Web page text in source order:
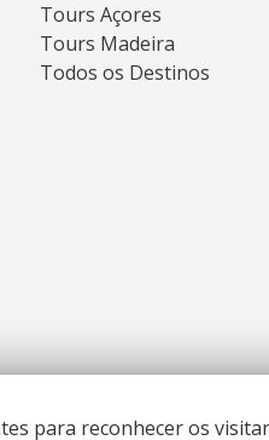
Tours Açores
Tours Madeira
Todos os Destinos
para reconhecer os